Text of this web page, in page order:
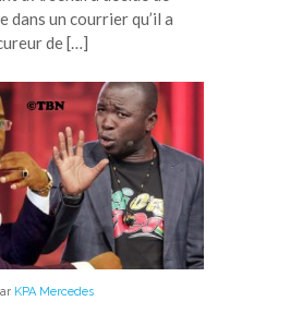
dans un courrier qu’il a
de […]
KPA Mercedes